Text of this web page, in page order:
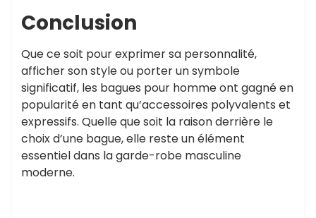
Conclusion
Que ce soit pour exprimer sa personnalité,
afficher son style ou porter un symbole
significatif, les bagues pour homme ont gagné en
popularité en tant qu’accessoires polyvalents et
expressifs. Quelle que soit la raison derrière le
choix d’une bague, elle reste un élément
essentiel dans la garde-robe masculine
moderne.